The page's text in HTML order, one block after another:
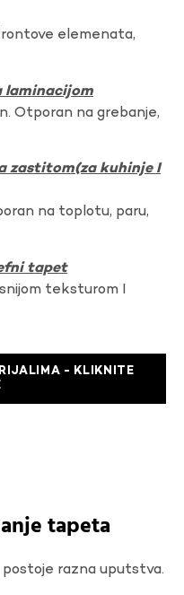
elemenata,
laminacijom
Otporan na grebanje,
zastitom(za kuhinje I
na toplotu, paru,
tapet
teksturom I
- KLIKNITE
tapeta
razna uputstva.